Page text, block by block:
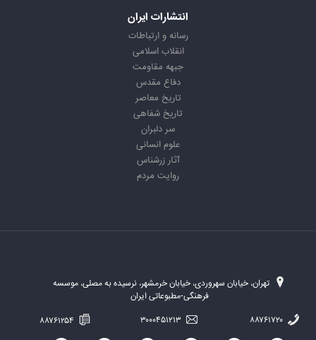
انتشارات ایران
رسانه و ارتباطات
انقلاب اسلامی
جبهه مقاومت
دفاع مقدس
تاریخ معاصر
تاریخ شفاهی
سر دلبران
علوم انسانی
آثار زرشناس
روایت مردم
تهران، خیابان سهروردی، خیابان خرمشهر، نرسیده به مصلی، موسسه
فرهنگی-مطبوعاتی ایران